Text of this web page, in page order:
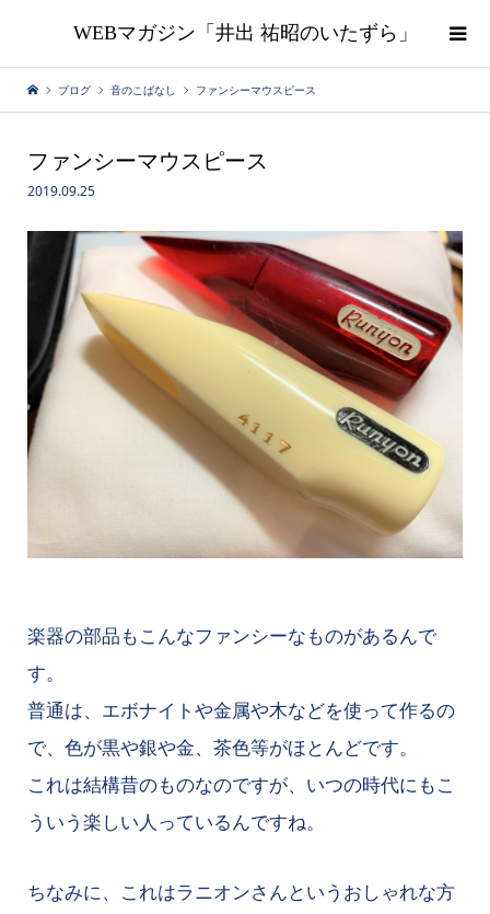
WEBマガジン「井出 祐昭のいたずら」
ブログ 音のこばなし ファンシーマウスピース
ファンシーマウスピース
2019.09.25
楽器の部品もこんなファンシーなものがあるんで
す。
普通は、エボナイトや金属や木などを使って作るの
で、色が黒や銀や金、茶色等がほとんどです。
これは結構昔のものなのですが、いつの時代にもこ
ういう楽しい人っているんですね。
ちなみに、これはラニオンさんというおしゃれな方